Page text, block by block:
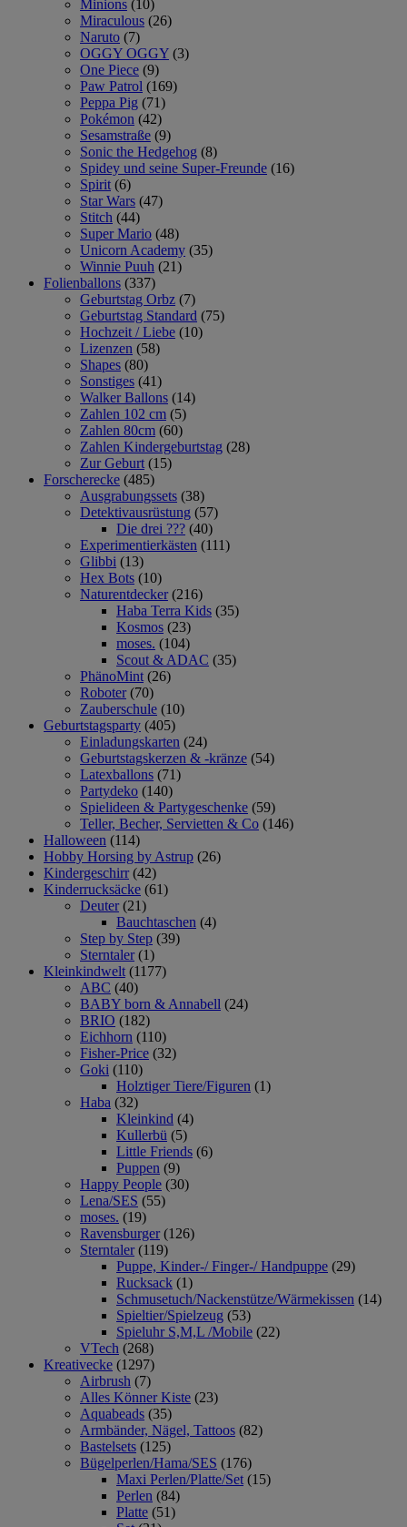
Minions (10)
Miraculous (26)
Naruto (7)
OGGY OGGY (3)
One Piece (9)
Paw Patrol (169)
Peppa Pig (71)
Pokémon (42)
Sesamstraße (9)
Sonic the Hedgehog (8)
Spidey und seine Super-Freunde (16)
Spirit (6)
Star Wars (47)
Stitch (44)
Super Mario (48)
Unicorn Academy (35)
Winnie Puuh (21)
Folienballons (337)
Geburtstag Orbz (7)
Geburtstag Standard (75)
Hochzeit / Liebe (10)
Lizenzen (58)
Shapes (80)
Sonstiges (41)
Walker Ballons (14)
Zahlen 102 cm (5)
Zahlen 80cm (60)
Zahlen Kindergeburtstag (28)
Zur Geburt (15)
Forscherecke (485)
Ausgrabungssets (38)
Detektivausrüstung (57)
Die drei ??? (40)
Experimentierkästen (111)
Glibbi (13)
Hex Bots (10)
Naturentdecker (216)
Haba Terra Kids (35)
Kosmos (23)
moses. (104)
Scout & ADAC (35)
PhänoMint (26)
Roboter (70)
Zauberschule (10)
Geburtstagsparty (405)
Einladungskarten (24)
Geburtstagskerzen & -kränze (54)
Latexballons (71)
Partydeko (140)
Spielideen & Partygeschenke (59)
Teller, Becher, Servietten & Co (146)
Halloween (114)
Hobby Horsing by Astrup (26)
Kindergeschirr (42)
Kinderrucksäcke (61)
Deuter (21)
Bauchtaschen (4)
Step by Step (39)
Sterntaler (1)
Kleinkindwelt (1177)
ABC (40)
BABY born & Annabell (24)
BRIO (182)
Eichhorn (110)
Fisher-Price (32)
Goki (110)
Holztiger Tiere/Figuren (1)
Haba (32)
Kleinkind (4)
Kullerbü (5)
Little Friends (6)
Puppen (9)
Happy People (30)
Lena/SES (55)
moses. (19)
Ravensburger (126)
Sterntaler (119)
Puppe, Kinder-/ Finger-/ Handpuppe (29)
Rucksack (1)
Schmusetuch/Nackenstütze/Wärmekissen (14)
Spieltier/Spielzeug (53)
Spieluhr S,M,L /Mobile (22)
VTech (268)
Kreativecke (1297)
Airbrush (7)
Alles Könner Kiste (23)
Aquabeads (35)
Armbänder, Nägel, Tattoos (82)
Bastelsets (125)
Bügelperlen/Hama/SES (176)
Maxi Perlen/Platte/Set (15)
Perlen (84)
Platte (51)